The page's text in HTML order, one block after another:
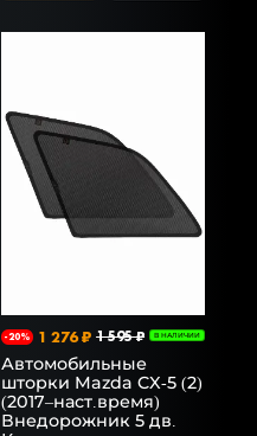
-20% 1 276 ₽ 1 595 ₽ В НАЛИЧИИ
Автомобильные
шторки Mazda CX-5 (2)
(2017–наст.время)
Внедорожник 5 дв.